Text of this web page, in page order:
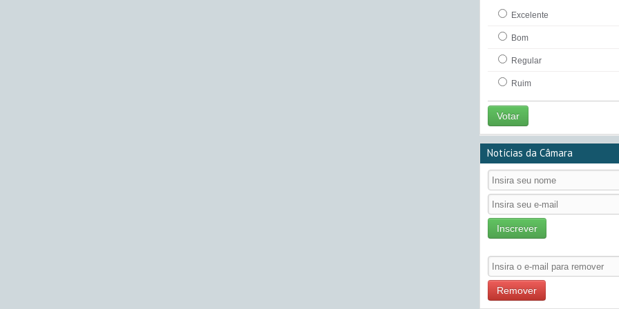
Excelente
Bom
Regular
Ruim
Votar
Notícias da Câmara
Inscrever
Remover